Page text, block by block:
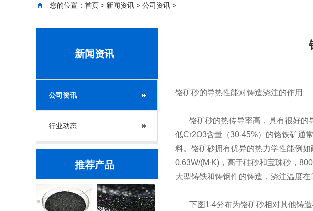
您的位置： 首页 > 新闻资讯 > 公司资讯 >
新闻资讯
公司资讯
行业动态
推荐产品
铬矿砂的导热性能对铸造浇注的作用
铬矿砂的热传导率高，具有很好的导
低Cr2O3含量（30-45%）的铬铁矿通
料。铬矿砂拥有优异的热力学性能例
0.63W/(M·K)，高于硅砂和宝珠砂，
大型铸铁和铸钢件的铸造，浇注温度
下图1-4分布为铬矿砂相对其他铸造